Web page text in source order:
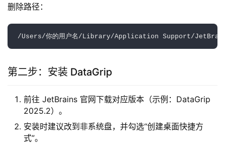
删除路径：
第二步：安装 DataGrip
前往 JetBrains 官网下载对应版本（示例：DataGrip
2025.2）。
安装时建议改到非系统盘，并勾选“创建桌面快捷方
式”。